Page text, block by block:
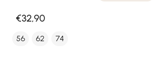
€32,90
56 62 74